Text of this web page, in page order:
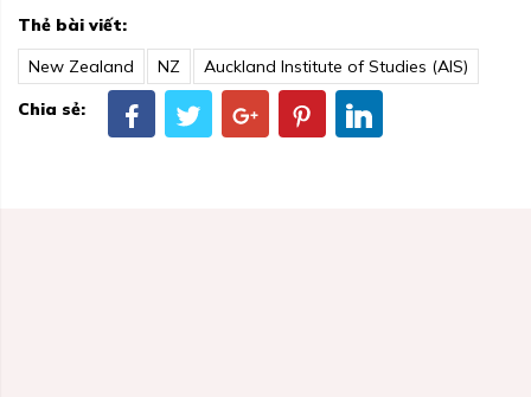
Thẻ bài viết:
New Zealand
NZ
Auckland Institute of Studies (AIS)
Chia sẻ: